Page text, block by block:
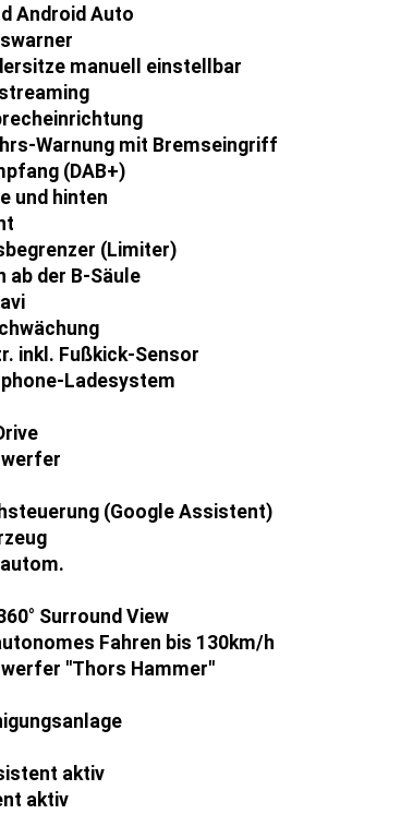
Android Auto
manuell einstellbar
Warnung mit Bremseingriff
(DAB+)
und hinten
(Limiter)
ab der B-Säule
inkl. Fußkick-Sensor
Ladesystem
(Google Assistent)
Surround View
Fahren bis 130km/h
''Thors Hammer''
aktiv
aktiv